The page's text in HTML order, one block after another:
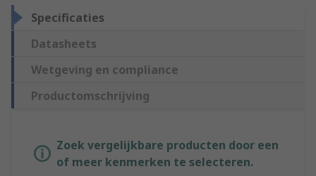
Specificaties
Datasheets
Wetgeving en compliance
Productomschrijving
Zoek vergelijkbare producten door een
of meer kenmerken te selecteren.